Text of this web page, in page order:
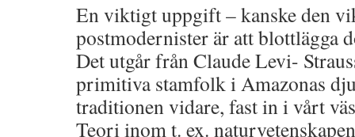
En viktigt uppgift – kanske den
postmodernister är att blottlägga
Det utgår från Claude Levi-
primitiva stamfolk i Amazonas
traditionen vidare, fast in i vårt
Teori inom t. ex.